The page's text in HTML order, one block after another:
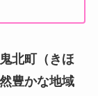
北町（きほ
豊かな地域